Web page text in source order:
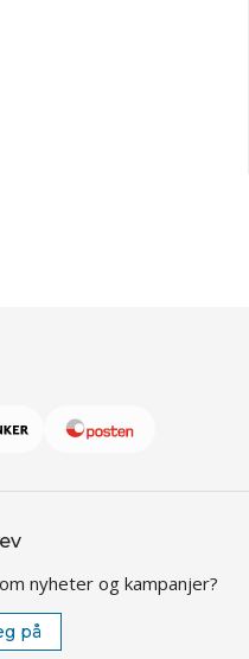
nyheter og kampanjer?
på